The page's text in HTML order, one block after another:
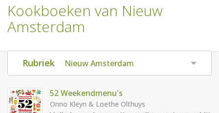
INLOGGEN
AANMELDEN
HOME
RECEPTEN
WEEKMENU'S
Kookboeken van Nieuw
Amsterdam
Rubriek Nieuw Amsterdam
52 Weekendmenu's
Onno Kleyn & Loethe Olthuys